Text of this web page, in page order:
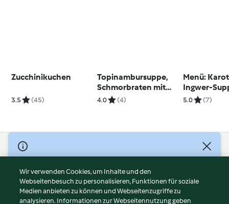
Zucchinikuchen
3.5 (45)
Topinambursuppe,
Schmorbraten mit
Erdäpfelknödel und
4.0 (4)
Menü:
Ingwer-
Gefüllte
5.0 (7)
© Copyright 2026
Nutzungsbedingungen
Datenschutzrichtlinien
Disclaimer
Wir verwenden Cookies, um Inhalte und den
Webseitenbesuch zu personalisieren, Funktionen für soziale
Medien anbieten zu können und Webseitenzugriffe zu
analysieren. Informationen zur Webseitennutzung geben